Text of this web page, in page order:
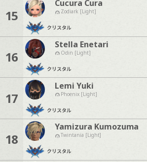
15
Cucura Cura
Zodiark [Light]
クリスタル
16
Stella Enetari
Odin [Light]
クリスタル
17
Lemi Yuki
Phoenix [Light]
クリスタル
18
Yamizura Kumozuma
Twintania [Light]
クリスタル